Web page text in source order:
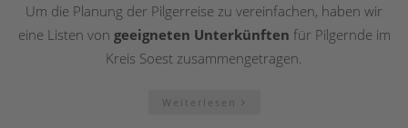
Um die Planung der Pilgerreise zu vereinfachen, haben wir
eine Listen von geeigneten Unterkünften für Pilgernde im
Kreis Soest zusammengetragen.
Weiterlesen